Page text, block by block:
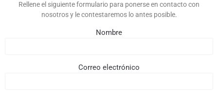
Rellene el siguiente formulario para ponerse en contacto con
nosotros y le contestaremos lo antes posible.
Nombre
Correo electrónico